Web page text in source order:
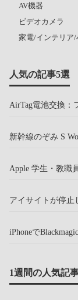
AV機器
ビデオカメラ
家電/インテリア/
人気の記事5選
AirTag電池交換：
新幹線のぞみ S
Apple 学生・教職
アイサイトが停止
iPhoneで
1週間の人気記